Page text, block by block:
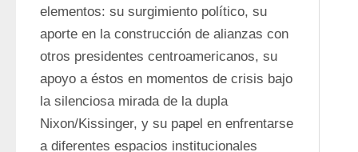
elementos: su surgimiento político, su
aporte en la construcción de alianzas con
otros presidentes centroamericanos, su
apoyo a éstos en momentos de crisis bajo
la silenciosa mirada de la dupla
Nixon/Kissinger, y su papel en enfrentarse
a diferentes espacios institucionales